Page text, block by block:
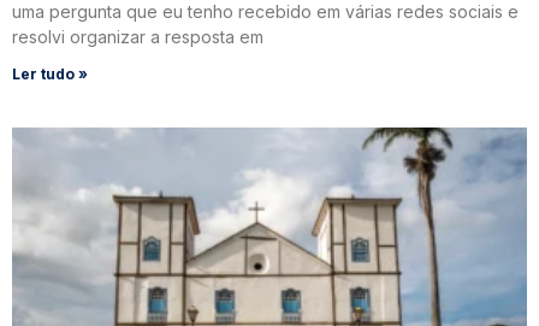
uma pergunta que eu tenho recebido em várias redes sociais e
resolvi organizar a resposta em
Ler tudo »